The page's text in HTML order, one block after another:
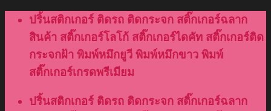
Skip
content
ปริ้นสติกเกอร์ ติดรถ ติดกระจก สติ๊กเกอร์ฉลาก
สินค้า สติ๊กเกอร์โลโก้ สติ๊กเกอร์ไดคัท สติ๊กเกอร์ติด
กระจกฝ้า พิมพ์หมึกยูวี พิมพ์หมึกขาว พิมพ์
สติ๊กเกอร์เกรดพรีเมียม
ปริ้นสติกเกอร์ ติดรถ ติดกระจก สติ๊กเกอร์ฉลาก